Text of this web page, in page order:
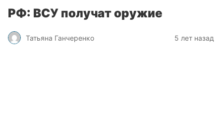
РФ: ВСУ получат оружие
Татьяна Ганчеренко 5 лет назад